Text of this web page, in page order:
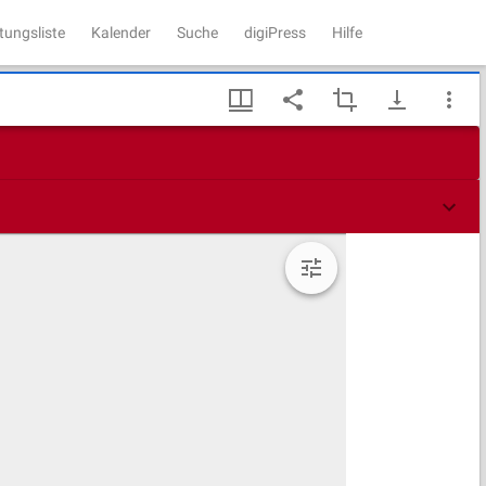
Kalender Suche digiPress Hilfe